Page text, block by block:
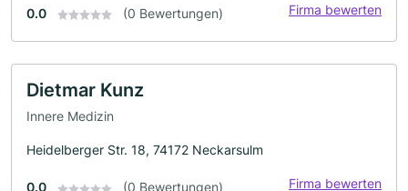
0.0 (0 Bewertungen) Firma bewerten
Dietmar Kunz
Innere Medizin
Heidelberger Str. 18, 74172 Neckarsulm
0.0 (0 Bewertungen) Firma bewerten